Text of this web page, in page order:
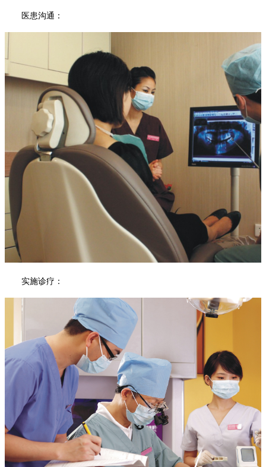
医患沟通：
实施诊疗：